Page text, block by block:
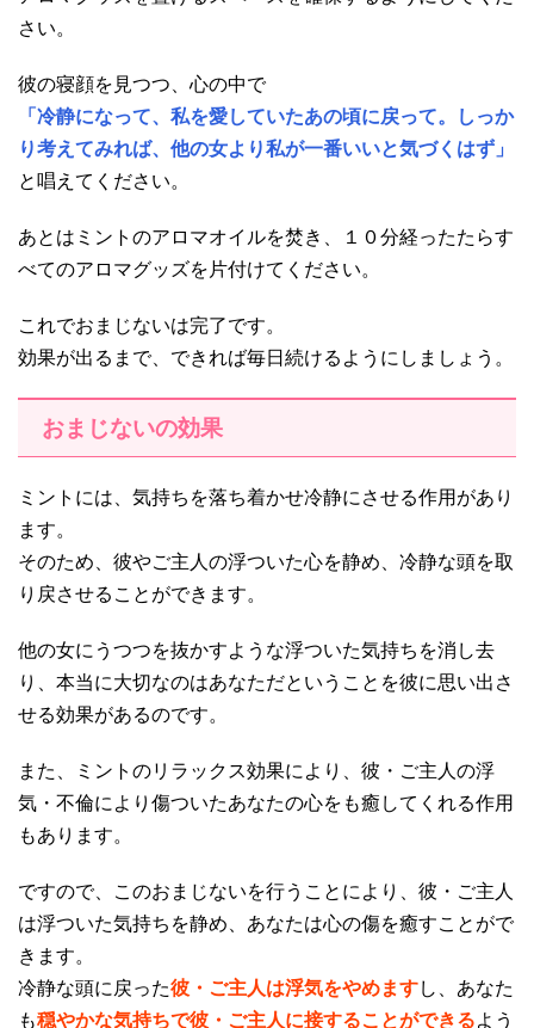
さい。
彼の寝顔を見つつ、心の中で
「冷静になって、私を愛していたあの頃に戻って。しっか
り考えてみれば、他の女より私が一番いいと気づくはず」
と唱えてください。
あとはミントのアロマオイルを焚き、１０分経ったたらす
べてのアロマグッズを片付けてください。
これでおまじないは完了です。
効果が出るまで、できれば毎日続けるようにしましょう。
おまじないの効果
ミントには、気持ちを落ち着かせ冷静にさせる作用があり
ます。
そのため、彼やご主人の浮ついた心を静め、冷静な頭を取
り戻させることができます。
他の女にうつつを抜かすような浮ついた気持ちを消し去
り、本当に大切なのはあなただということを彼に思い出さ
せる効果があるのです。
また、ミントのリラックス効果により、彼・ご主人の浮
気・不倫により傷ついたあなたの心をも癒してくれる作用
もあります。
ですので、このおまじないを行うことにより、彼・ご主人
は浮ついた気持ちを静め、あなたは心の傷を癒すことがで
きます。
冷静な頭に戻った彼・ご主人は浮気をやめますし、あなた
も穏やかな気持ちで彼・ご主人に接することができるよう